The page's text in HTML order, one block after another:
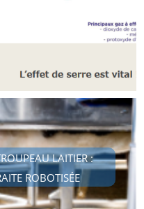
LAITIER :
ROBOTISÉE